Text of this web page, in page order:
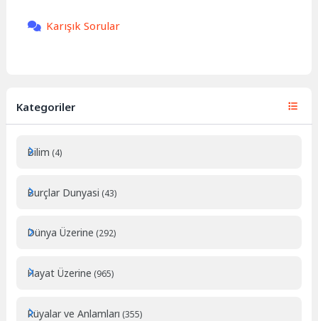
Karışık Sorular
Kategoriler
Bilim (4)
Burçlar Dunyasi (43)
Dünya Üzerine (292)
Hayat Üzerine (965)
Rüyalar ve Anlamları (355)